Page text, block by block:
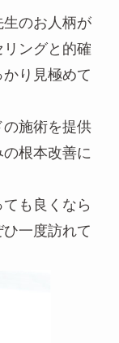
のお人柄が
ングと的確
り見極めて
施術を提供
根本改善に
も良くなら
一度訪れて